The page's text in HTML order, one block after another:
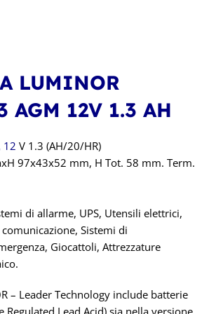
LUMINOR
AGM 12V 1.3 AH
12 V 1.3 (AH/20/HR)
97x43x52 mm, H Tot. 58 mm. Term.
di allarme, UPS, Utensili elettrici,
Sistemi di
Giocattoli, Attrezzature
– Leader Technology include batterie
Regulated Lead Acid) sia nella versione